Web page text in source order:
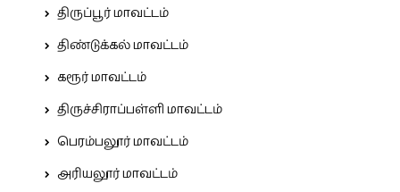
திருப்பூர் மாவட்டம்
திண்டுக்கல் மாவட்டம்
கரூர் மாவட்டம்
திருச்சிராப்பள்ளி மாவட்டம்
பெரம்பலூர் மாவட்டம்
அரியலூர் மாவட்டம்